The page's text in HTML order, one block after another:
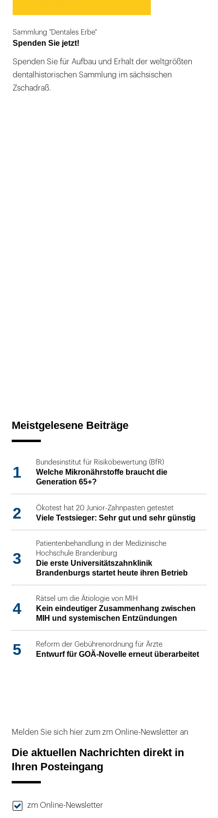
Sammlung "Dentales Erbe"
Spenden Sie jetzt!
Spenden Sie für Aufbau und Erhalt der weltgrößten
dentalhistorischen Sammlung im sächsischen
Zschadraß.
Meistgelesene Beiträge
1
Bundesinstitut für Risikobewertung (BfR)
Welche Mikronährstoffe braucht die
Generation 65+?
2 Ökotest hat 20 Junior-Zahnpasten getestet
Viele Testsieger: Sehr gut und sehr günstig
3
Patientenbehandlung in der Medizinische
Hochschule Brandenburg
Die erste Universitätszahnklinik
Brandenburgs startet heute ihren Betrieb
4
Rätsel um die Ätiologie von MIH
Kein eindeutiger Zusammenhang zwischen
MIH und systemischen Entzündungen
5 Reform der Gebührenordnung für Ärzte
Entwurf für GOÄ-Novelle erneut überarbeitet
Melden Sie sich hier zum zm Online-Newsletter an
Die aktuellen Nachrichten direkt in
Ihren Posteingang
zm Online-Newsletter